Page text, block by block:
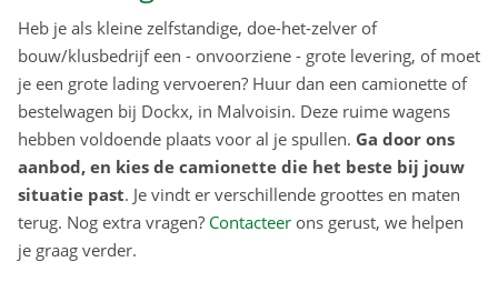
Heb je als kleine zelfstandige, doe-het-zelver of
bouw/klusbedrijf een - onvoorziene - grote levering, of moet
je een grote lading vervoeren? Huur dan een camionette of
bestelwagen bij Dockx, in Malvoisin. Deze ruime wagens
hebben voldoende plaats voor al je spullen. Ga door ons
aanbod, en kies de camionette die het beste bij jouw
situatie past. Je vindt er verschillende groottes en maten
terug. Nog extra vragen? Contacteer ons gerust, we helpen
je graag verder.